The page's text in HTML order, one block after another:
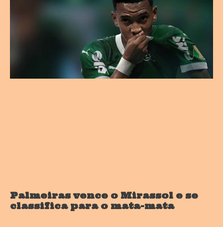
Palmeiras vence o Mirassol e se
classifica para o mata-mata